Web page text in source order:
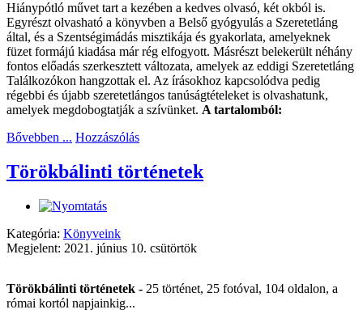
Hiánypótló művet tart a kezében a kedves olvasó, két okból is.
Egyrészt olvasható a könyvben a Belső gyógyulás a Szeretetláng
által, és a Szentségimádás misztikája és gyakorlata, amelyeknek
füzet formájú kiadása már rég elfogyott. Másrészt belekerült néhány
fontos előadás szerkesztett változata, amelyek az eddigi Szeretetláng
Találkozókon hangzottak el. Az írásokhoz kapcsolódva pedig
régebbi és újabb szeretetlángos tanúságtételeket is olvashatunk,
amelyek megdobogtatják a szívünket. A tartalomból:
Bővebben ... Hozzászólás
Törökbálinti történetek
Kategória: Könyveink
Megjelent: 2021. június 10. csütörtök
Törökbálinti történetek - 25 történet, 25 fotóval, 104 oldalon, a
római kortól napjainkig...